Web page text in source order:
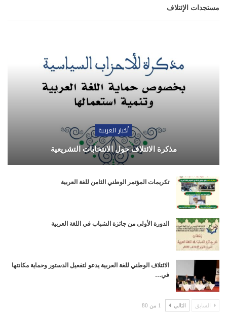
مستجدات الإئتلاف
أخبار العربية
مذكرة الائتلاف حول الانتخابات التشريعية
تكريمات المؤتمر الوطني الثامن للغة العربية
الدورة الأولى من جائزة الشباب في اللغة العربية
الائتلاف الوطني للغة العربية يدعو لتفعيل الدستور وحماية مكانتها
في…
السابق التالي 1 من 80